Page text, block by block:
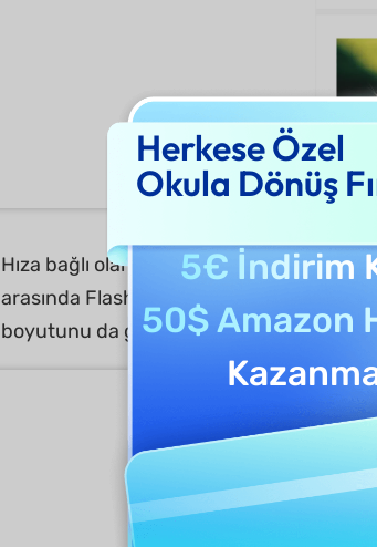
Hıza bağlı olarak dosya boyutu değişen
arasında Flash, Hızlı, Normal ve Yavaş
boyutunu da görebilirsiniz.
Herkese Özel
Okula Dönüş
5€ İndirim
50$ Amazon